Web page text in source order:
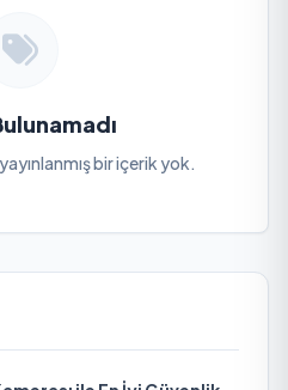
bir içerik yok.